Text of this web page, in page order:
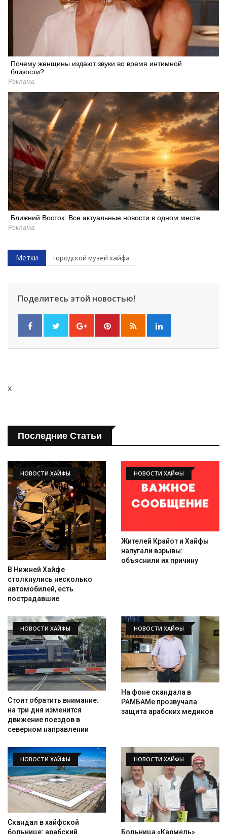
Почему женщины издают звуки во время интимной
близости?
Реклама
Ближний Восток: Все актуальные новости в одном месте
Реклама
Метки городской музей хайфа
Поделитесь этой новостью!
x
Последние Статьи
НОВОСТИ ХАЙФЫ
В Нижней Хайфе
столкнулись несколько
автомобилей, есть
пострадавшие
НОВОСТИ ХАЙФЫ
Жителей Крайот и Хайфы
напугали взрывы:
объяснили их причину
НОВОСТИ ХАЙФЫ
Стоит обратить внимание:
на три дня изменится
движение поездов в
северном направлении
НОВОСТИ ХАЙФЫ
На фоне скандала в
РАМБАМе прозвучала
защита арабских медиков
НОВОСТИ ХАЙФЫ
Скандал в хайфской
больнице: арабский
НОВОСТИ ХАЙФЫ
Больница «Кармель»